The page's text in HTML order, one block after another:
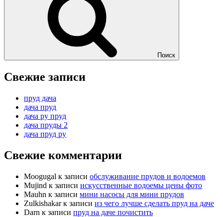
Поиск
Свежие записи
пруд дача
дача пруд
дача ру пруд
дача пруды 2
дача пруд ру
Свежие комментарии
Moogugal к записи обслуживание прудов и водоемов
Mujind к записи искусственные водоемы цены фото
Mauhn к записи мини насосы для мини прудов
Zulkishakarк записи из чего лучше сделать пруд на даче
Darn к записи пруд на даче почистить